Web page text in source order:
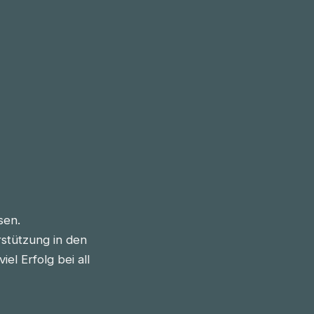
in den
Erfolg bei all